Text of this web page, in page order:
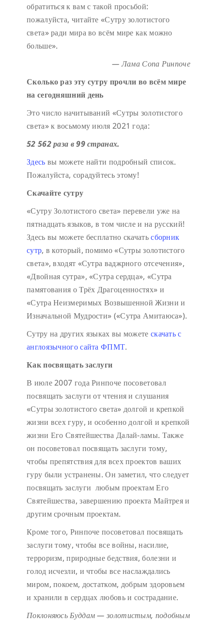
обратиться к вам с такой просьбой:
пожалуйста, читайте «Сутру золотистого
света» ради мира во всём мире как можно
больше».
— Лама Сопа Ринпоче
Сколько раз эту сутру прочли во всём мире
на сегодняшний день
Это число начитываний «Сутры золотистого
света» к восьмому июля 2021 года:
52 562 раза в 99 странах.
Здесь вы можете найти подробный список.
Пожалуйста, сорадуйтесь этому!
Скачайте сутру
«Сутру Золотистого света» перевели уже на
пятнадцать языков, в том числе и на русский!
Здесь вы можете бесплатно скачатьсборник
сутр, в который, помимо «Сутры золотистого
света», входят «Сутра ваджрного отсечения»,
«Двойная сутра», «Сутра сердца», «Сутра
памятования о Трёх Драгоценностях» и
«Сутра Неизмеримых Возвышенной Жизни и
Изначальной Мудрости» («Сутра Амитаюса»).
Сутру на других языках вы можете скачать с
англоязычного сайта ФПМТ.
Как посвящать заслуги
В июле 2007 года Ринпоче посоветовал
посвящать заслуги от чтения и слушания
«Сутры золотистого света» долгой и крепкой
жизни всех гуру, и особенно долгой и крепкой
жизни Его Святейшества Далай-ламы. Также
он посоветовал посвящать заслуги тому,
чтобы препятствия для всех проектов ваших
гуру были устранены. Он заметил, что следует
посвящать заслуги любым проектам Его
Святейшества, завершению проекта Майтрея и
другим срочным проектам.
Кроме того, Ринпоче посоветовал посвящать
заслуги тому, чтобы все войны, насилие,
терроризм, природные бедствия, болезни и
голод исчезли, и чтобы все наслаждались
миром, покоем, достатком, добрым здоровьем
и хранили в сердцах любовь и сострадание.
Поклоняюсь Буддам — золотистым, подобным